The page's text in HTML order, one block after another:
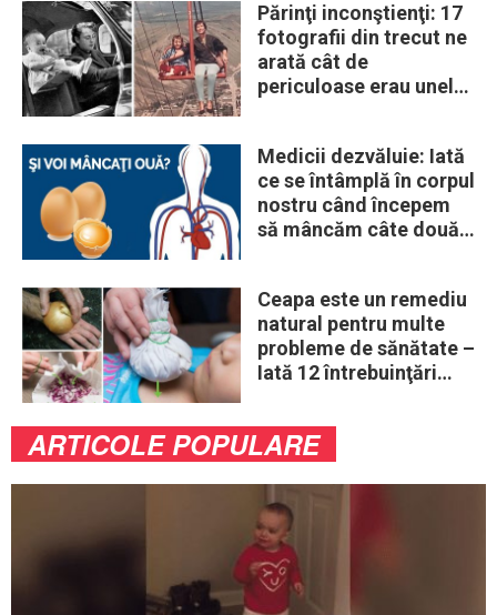
Părinţi inconştienţi: 17
fotografii din trecut ne
arată cât de
periculoase erau unele
Medicii dezvăluie: Iată
ce se întâmplă în corpul
nostru când începem
să mâncăm câte două
Ceapa este un remediu
natural pentru multe
probleme de sănătate –
Iată 12 întrebuinţări
ARTICOLE POPULARE